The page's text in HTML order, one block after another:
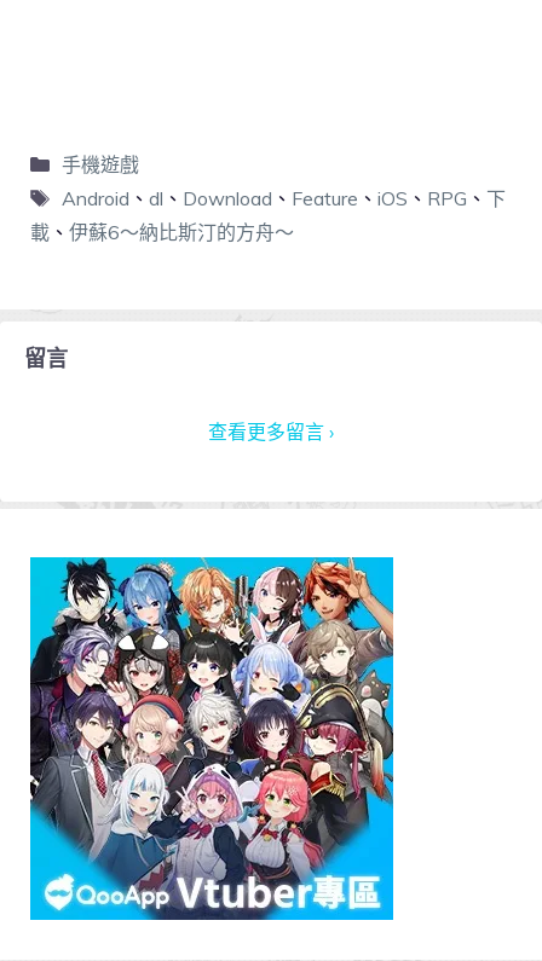
手機遊戲
Android 、 dl 、 Download 、 Feature 、 iOS 、 RPG 、 下
載 、 伊蘇6～納比斯汀的方舟～
留言
查看更多留言 ›